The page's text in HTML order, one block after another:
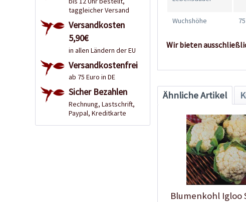
taggleicher Versand
Versandkosten
5,90€
in allen Ländern der EU
Versandkostenfrei
ab 75 Euro in DE
Sicher Bezahlen
Rechnung, Lastschrift,
Paypal, Kreditkarte
Wuchshöhe
Wir bieten
Ähnliche Artikel
Blumenkohl Igloo